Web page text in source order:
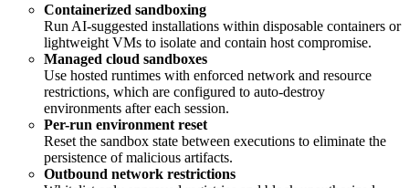
Containerized sandboxing
Run AI-suggested installations within disposable containers or
lightweight VMs to isolate and contain host compromise.
Managed cloud sandboxes
Use hosted runtimes with enforced network and resource
restrictions, which are configured to auto-destroy
environments after each session.
Per-run environment reset
Reset the sandbox state between executions to eliminate the
persistence of malicious artifacts.
Outbound network restrictions